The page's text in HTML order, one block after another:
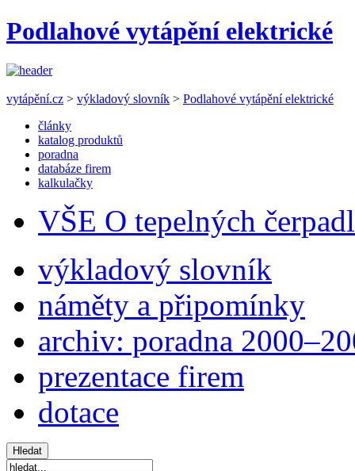
Podlahové vytápění elektrické
vytápění.cz > výkladový slovník > Podlahové vytápění elektrické
články
katalog produktů
poradna
databáze firem
kalkulačky
VŠE O tepelných
výkladový slovník
náměty a připomínky
archiv: poradna
prezentace firem
dotace